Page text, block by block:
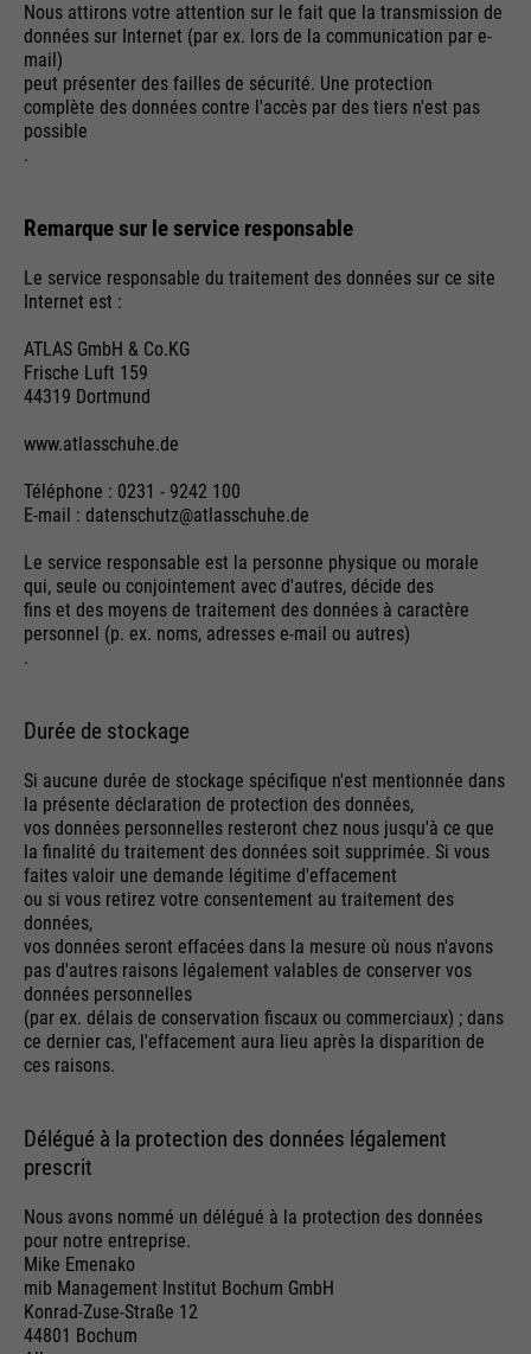
Nous attirons votre attention sur le fait que la transmission de
données sur Internet (par ex. lors de la communication par e-
mail)
peut présenter des failles de sécurité. Une protection
complète des données contre l'accès par des tiers n'est pas
possible
.
Remarque sur le service responsable
Le service responsable du traitement des données sur ce site
Internet est :
ATLAS GmbH & Co.KG
Frische Luft 159
44319 Dortmund
www.atlasschuhe.de
Téléphone : 0231 - 9242 100
E-mail : datenschutz@atlasschuhe.de
Le service responsable est la personne physique ou morale
qui, seule ou conjointement avec d'autres, décide des
fins et des moyens de traitement des données à caractère
personnel (p. ex. noms, adresses e-mail ou autres)
.
Durée de stockage
Si aucune durée de stockage spécifique n'est mentionnée dans
la présente déclaration de protection des données,
vos données personnelles resteront chez nous jusqu'à ce que
la finalité du traitement des données soit supprimée. Si vous
faites valoir une demande légitime d'effacement
ou si vous retirez votre consentement au traitement des
données,
vos données seront effacées dans la mesure où nous n'avons
pas d'autres raisons légalement valables de conserver vos
données personnelles
(par ex. délais de conservation fiscaux ou commerciaux) ; dans
ce dernier cas, l'effacement aura lieu après la disparition de
ces raisons.
Délégué à la protection des données légalement
prescrit
Nous avons nommé un délégué à la protection des données
pour notre entreprise.
Mike Emenako
mib Management Institut Bochum GmbH
Konrad-Zuse-Straße 12
44801 Bochum